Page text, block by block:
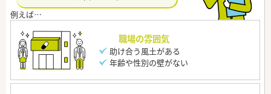
職場の雰囲気
助け合う風土がある
年齢や性別の壁がない